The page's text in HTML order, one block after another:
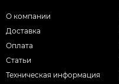
О компании
Доставка
Оплата
Статьи
Техническая информация